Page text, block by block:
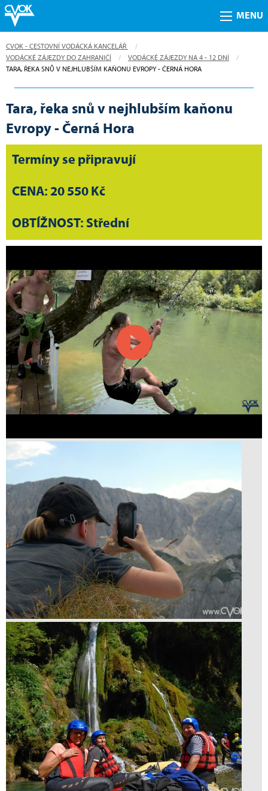
MENU
CVOK - CESTOVNÍ VODÁCKÁ KANCELÁŘ
VODÁCKÉ ZÁJEZDY DO ZAHRANIČÍ
VODÁCKÉ ZÁJEZDY NA 4 - 12 DNÍ
CURRENT:
TARA, ŘEKA SNŮ V NEJHLUBŠÍM KAŇONU EVROPY - ČERNÁ HORA
Tara, řeka snů v nejhlubším kaňonu
Evropy - Černá Hora
Termíny se připravují
CENA: 20 550 Kč
OBTÍŽNOST: Střední